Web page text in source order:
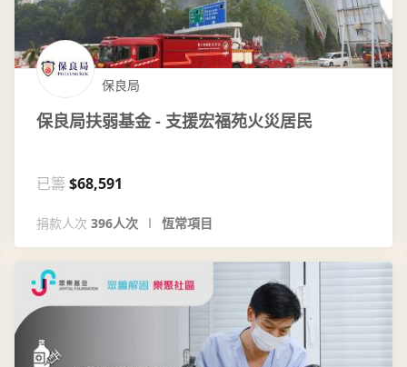
保良局
保良局扶弱基金 - 支援宏福苑火災居民
已籌 $68,591
捐款人次 396人次 恆常項目